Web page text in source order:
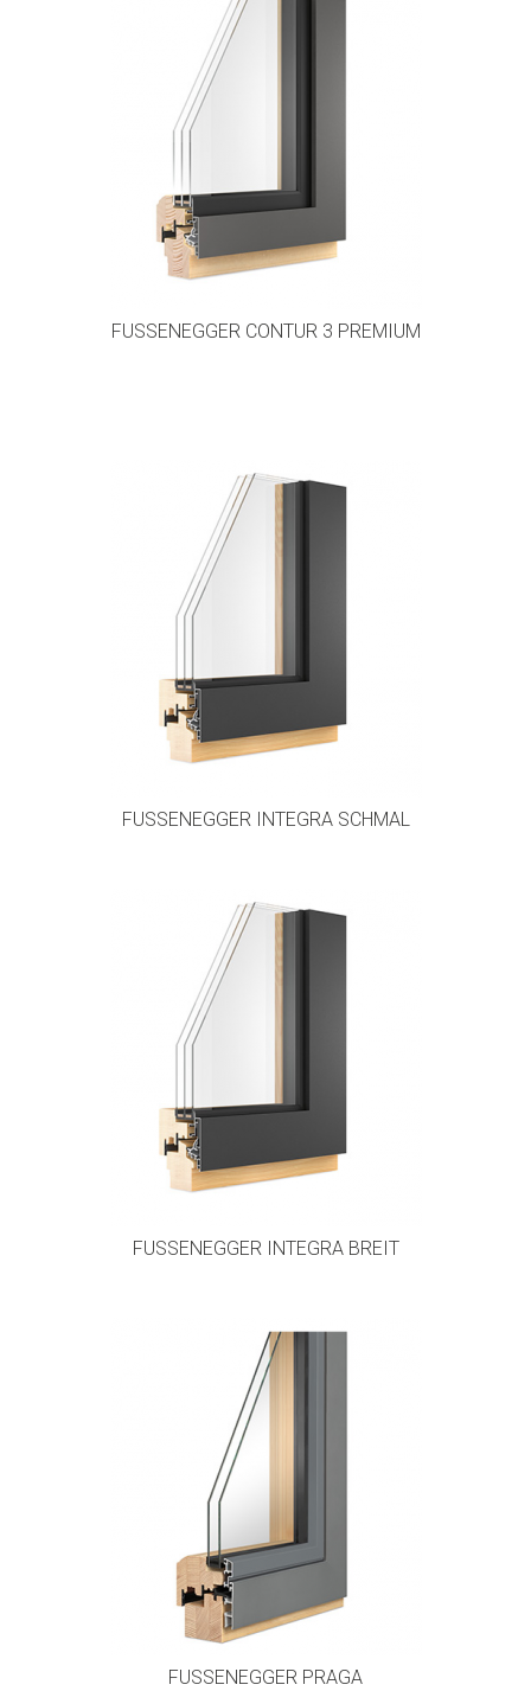
FUSSENEGGER CONTUR 3 PREMIUM
FUSSENEGGER INTEGRA SCHMAL
FUSSENEGGER INTEGRA BREIT
FUSSENEGGER PRAGA